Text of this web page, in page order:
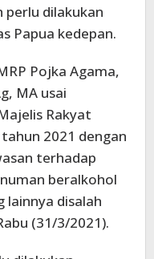
perlu dilakukan
Papua kedepan.
Pojka Agama,
MA usai
Rakyat
2021 dengan
terhadap
beralkohol
disalah
(31/3/2021).